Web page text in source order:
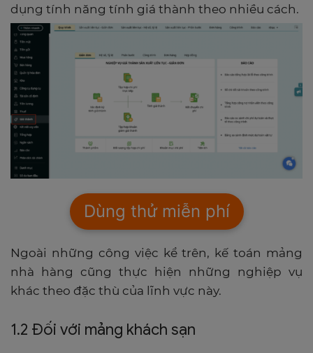
dụng tính năng tính giá thành theo nhiều cách.
Dùng thử miễn phí
Ngoài những công việc kể trên, kế toán mảng
nhà hàng cũng thực hiện những nghiệp vụ
khác theo đặc thù của lĩnh vực này.
1.2 Đối với mảng khách sạn